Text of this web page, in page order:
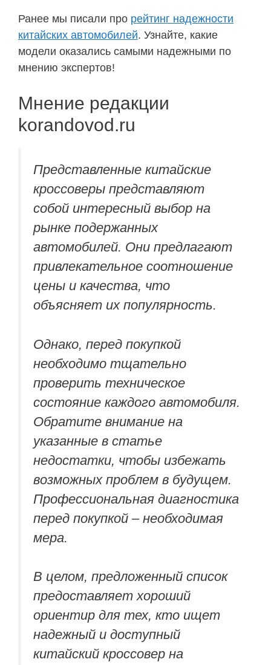
Ранее мы писали про рейтинг надежности
китайских автомобилей. Узнайте, какие
модели оказались самыми надежными по
мнению экспертов!
Мнение редакции
korandovod.ru
Представленные китайские
кроссоверы представляют
собой интересный выбор на
рынке подержанных
автомобилей. Они предлагают
привлекательное соотношение
цены и качества, что
объясняет их популярность.
Однако, перед покупкой
необходимо тщательно
проверить техническое
состояние каждого автомобиля.
Обратите внимание на
указанные в статье
недостатки, чтобы избежать
возможных проблем в будущем.
Профессиональная диагностика
перед покупкой – необходимая
мера.
В целом, предложенный список
предоставляет хороший
ориентир для тех, кто ищет
надежный и доступный
китайский кроссовер на